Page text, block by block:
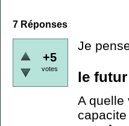
7 Réponses
+5
votes
Je
le
A quelle